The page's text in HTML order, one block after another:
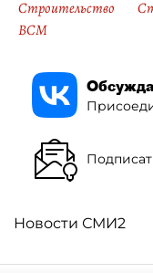
Строительство
ВСМ
Новости СМИ2